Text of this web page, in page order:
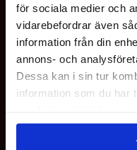
för sociala medier och
vidarebefordrar även
information från din
annons- och
Dessa kan i sin tur
information som du har